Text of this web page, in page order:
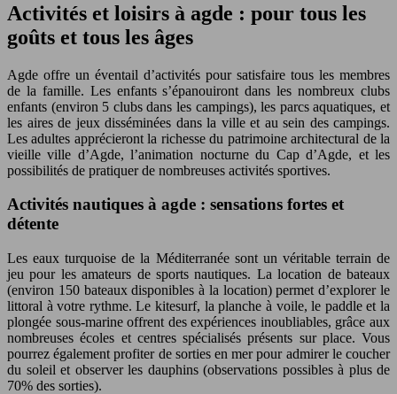
Activités et loisirs à agde : pour tous les
goûts et tous les âges
Agde offre un éventail d’activités pour satisfaire tous les membres
de la famille. Les enfants s’épanouiront dans les nombreux clubs
enfants (environ 5 clubs dans les campings), les parcs aquatiques, et
les aires de jeux disséminées dans la ville et au sein des campings.
Les adultes apprécieront la richesse du patrimoine architectural de la
vieille ville d’Agde, l’animation nocturne du Cap d’Agde, et les
possibilités de pratiquer de nombreuses activités sportives.
Activités nautiques à agde : sensations fortes et
détente
Les eaux turquoise de la Méditerranée sont un véritable terrain de
jeu pour les amateurs de sports nautiques. La location de bateaux
(environ 150 bateaux disponibles à la location) permet d’explorer le
littoral à votre rythme. Le kitesurf, la planche à voile, le paddle et la
plongée sous-marine offrent des expériences inoubliables, grâce aux
nombreuses écoles et centres spécialisés présents sur place. Vous
pourrez également profiter de sorties en mer pour admirer le coucher
du soleil et observer les dauphins (observations possibles à plus de
70% des sorties).